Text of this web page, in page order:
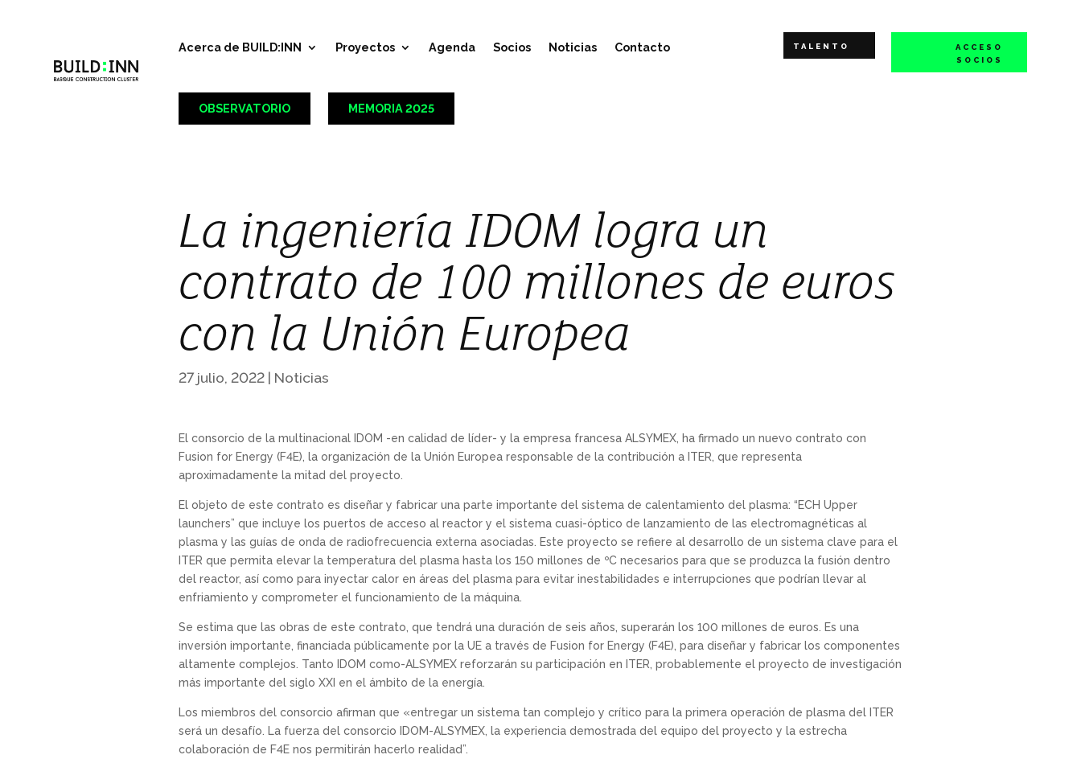
Acerca de BUILD:INN Proyectos Agenda Socios Noticias Contacto
OBSERVATORIO MEMORIA 2025
TALENTO
ACCESO
SOCIOS
La ingeniería IDOM logra un
contrato de 100 millones de euros
con la Unión Europea
27 julio, 2022 | Noticias
El consorcio de la multinacional IDOM -en calidad de líder- y la empresa francesa ALSYMEX, ha firmado un nuevo contrato con
Fusion for Energy (F4E), la organización de la Unión Europea responsable de la contribución a ITER, que representa
aproximadamente la mitad del proyecto.
El objeto de este contrato es diseñar y fabricar una parte importante del sistema de calentamiento del plasma: “ECH Upper
launchers” que incluye los puertos de acceso al reactor y el sistema cuasi-óptico de lanzamiento de las electromagnéticas al
plasma y las guías de onda de radiofrecuencia externa asociadas. Este proyecto se refiere al desarrollo de un sistema clave para el
ITER que permita elevar la temperatura del plasma hasta los 150 millones de ºC necesarios para que se produzca la fusión dentro
del reactor, así como para inyectar calor en áreas del plasma para evitar inestabilidades e interrupciones que podrían llevar al
enfriamiento y comprometer el funcionamiento de la máquina.
Se estima que las obras de este contrato, que tendrá una duración de seis años, superarán los 100 millones de euros. Es una
inversión importante, financiada públicamente por la UE a través de Fusion for Energy (F4E), para diseñar y fabricar los componentes
altamente complejos. Tanto IDOM como-ALSYMEX reforzarán su participación en ITER, probablemente el proyecto de investigación
más importante del siglo XXI en el ámbito de la energía.
Los miembros del consorcio afirman que «entregar un sistema tan complejo y crítico para la primera operación de plasma del ITER
será un desafío. La fuerza del consorcio IDOM-ALSYMEX, la experiencia demostrada del equipo del proyecto y la estrecha
colaboración de F4E nos permitirán hacerlo realidad”.